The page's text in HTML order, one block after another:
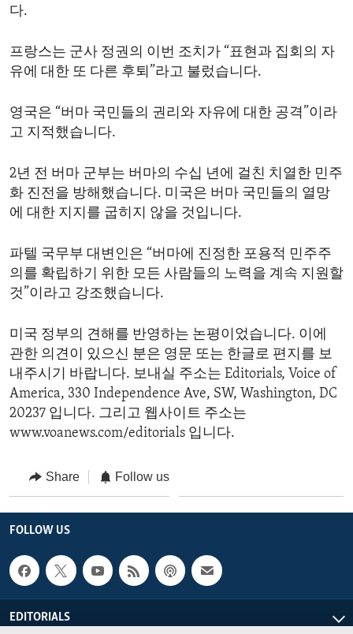
다.
프랑스는 군사 정권의 이번 조치가 “표현과 집회의 자
유에 대한 또 다른 후퇴”라고 불렀습니다.
영국은 “버마 국민들의 권리와 자유에 대한 공격”이라
고 지적했습니다.
2년 전 버마 군부는 버마의 수십 년에 걸친 치열한 민주
화 진전을 방해했습니다. 미국은 버마 국민들의 열망
에 대한 지지를 굽히지 않을 것입니다.
파텔 국무부 대변인은 “버마에 진정한 포용적 민주주
의를 확립하기 위한 모든 사람들의 노력을 계속 지원할
것”이라고 강조했습니다.
미국 정부의 견해를 반영하는 논평이었습니다. 이에
관한 의견이 있으신 분은 영문 또는 한글로 편지를 보
내주시기 바랍니다. 보내실 주소는 Editorials, Voice of
America, 330 Independence Ave, SW, Washington, DC
20237 입니다. 그리고 웹사이트 주소는
www.voanews.com/editorials 입니다.
Share Follow us
FOLLOW US
EDITORIALS